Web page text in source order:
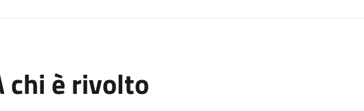
chi è rivolto